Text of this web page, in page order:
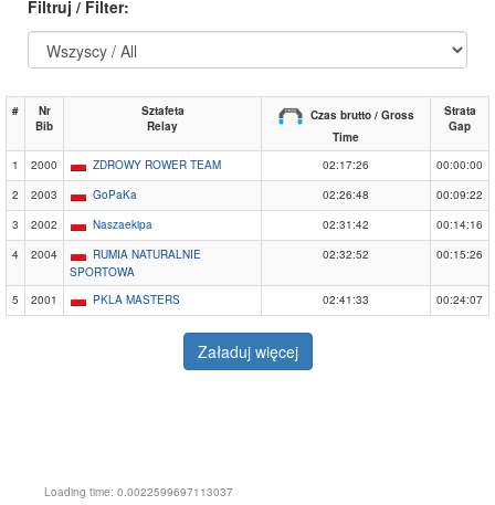
Filtruj / Filter:
#
Nr
Bib
Sztafeta
Relay
Czas brutto / Gross
Time
Strata
Gap
1 2000 ZDROWY ROWER TEAM 02:17:26
00:00:00
2
2003 GoPaKa 02:26:48
00:09:22
3
2002 Naszaekipa 02:31:42
00:14:16
4
2004
RUMIA NATURALNIE
SPORTOWA
02:32:52 00:15:26
5 2001 PKLA MASTERS 02:41:33 00:24:07
Załaduj więcej
Loading time: 0.0022599697113037